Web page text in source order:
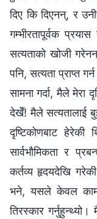
दिए कि दिएनन्, र
गम्भीरतापूर्वक
सत्यताको खोजी
पनि, सत्यता प्राप्त
सामना गर्दा, मैले
देखेँ! मैले सत्यतालाई
दृष्टिकोणबाट
सार्वभौमिकता र
कर्तव्य हृदयदेखि
भने, यसले केवल
तिरस्कार